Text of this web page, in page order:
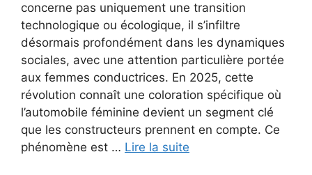
concerne pas uniquement une transition
technologique ou écologique, il s’infiltre
désormais profondément dans les dynamiques
sociales, avec une attention particulière portée
aux femmes conductrices. En 2025, cette
révolution connaît une coloration spécifique où
l’automobile féminine devient un segment clé
que les constructeurs prennent en compte. Ce
phénomène est … Lire la suite